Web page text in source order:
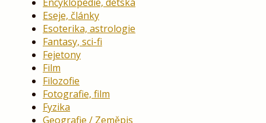
Eseje, články
Esoterika, astrologie
Fantasy, sci-fi
Fejetony
Film
Filozofie
Fotografie, film
Fyzika
Geografie / Zeměpis